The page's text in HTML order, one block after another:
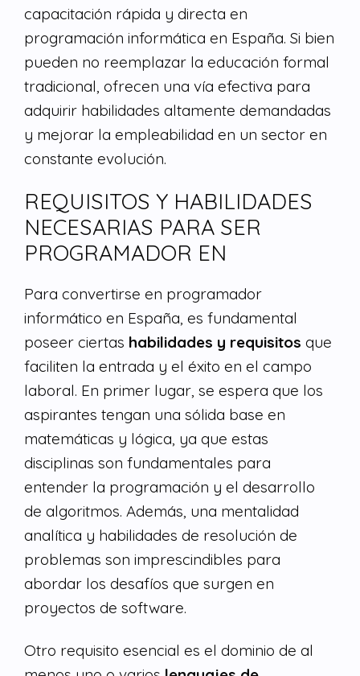
capacitación rápida y directa en
programación informática en España. Si bien
pueden no reemplazar la educación formal
tradicional, ofrecen una vía efectiva para
adquirir habilidades altamente demandadas
y mejorar la empleabilidad en un sector en
constante evolución.
REQUISITOS Y HABILIDADES
NECESARIAS PARA SER
PROGRAMADOR EN
Para convertirse en programador
informático en España, es fundamental
poseer ciertas habilidades y requisitos que
faciliten la entrada y el éxito en el campo
laboral. En primer lugar, se espera que los
aspirantes tengan una sólida base en
matemáticas y lógica, ya que estas
disciplinas son fundamentales para
entender la programación y el desarrollo
de algoritmos. Además, una mentalidad
analítica y habilidades de resolución de
problemas son imprescindibles para
abordar los desafíos que surgen en
proyectos de software.
Otro requisito esencial es el dominio de al